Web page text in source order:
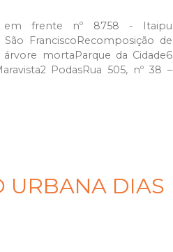
em frente nº 8758 - Itaipu
FranciscoRecomposição de
árvore mortaParque da Cidade6
PodasRua 505, nº 38 –
URBANA DIAS